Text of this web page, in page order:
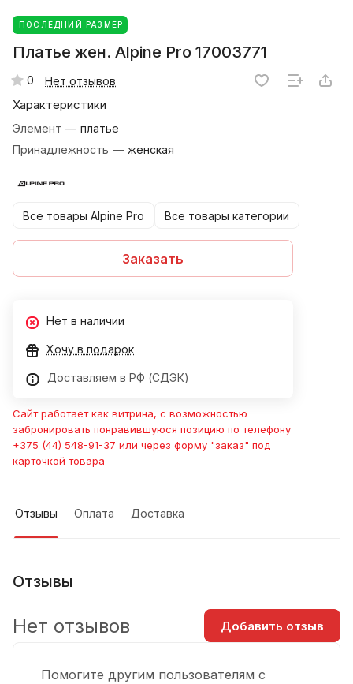
ПОСЛЕДНИЙ РАЗМЕР
Платье жен. Alpine Pro 17003771
0 Нет отзывов
Характеристики
Элемент — платье
Принадлежность — женская
Все товары Alpine Pro Все товары категории
Заказать
Нет в наличии
Хочу в подарок
Доставляем в РФ (СДЭК)
Сайт работает как витрина, с возможностью
забронировать понравившуюся позицию по телефону
+375 (44) 548-91-37 или через форму "заказ" под
карточкой товара
Отзывы Оплата Доставка
Отзывы
Помогите другим пользователям с
Нет отзывов Добавить отзыв